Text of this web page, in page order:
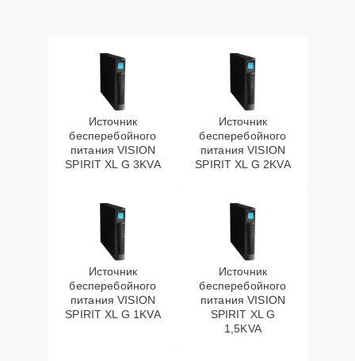
Источник
бесперебойного
питания VISION
SPIRIT XL G 3KVA
Источник
бесперебойного
питания VISION
SPIRIT XL G 2KVA
Источник
бесперебойного
питания VISION
SPIRIT XL G 1KVA
Источник
бесперебойного
питания VISION
SPIRIT XL G
1,5KVA